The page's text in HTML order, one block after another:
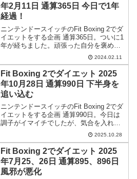
年2月11日 通算365日 今日で1年
経過！
ニンテンドースイッチのFit Boxing 2でダ
イエットをする企画 通算365日。ついに1
年が経ちました。頑張った自分を褒めて
あげたいです。世の中には2種類の人間が
いる。ダイエットに成功するものとしな
いもの…。君はどっちだ？
2024.02.11
Fit Boxing 2でダイエット 2025
年10月28日 通算990日 下半身を
追い込む
ニンテンドースイッチのFit Boxing 2でダ
イエットをする企画 通算990日。今日は
調子がイマイチでしたが、気合を入れる
ために16kgのケトルベルで下半身強化を
2025.10.28
Fit Boxing 2でダイエット 2025
年7月25、26日 通算895、896日
風邪が悪化